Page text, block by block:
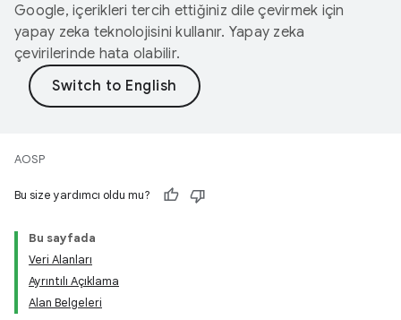
Google, içerikleri tercih ettiğiniz dile çevirmek için
yapay zeka teknolojisini kullanır. Yapay zeka
çevirilerinde hata olabilir.
AOSP
Bu size yardımcı oldu mu?
Bu sayfada
Veri Alanları
Ayrıntılı Açıklama
Alan Belgeleri